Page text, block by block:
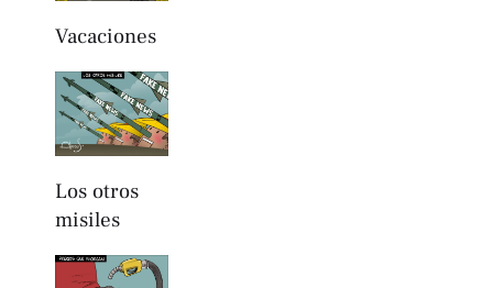
Vacaciones
Los otros
misiles